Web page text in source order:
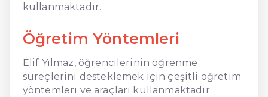
kullanmaktadır.
Öğretim Yöntemleri
Elif Yılmaz, öğrencilerinin öğrenme
süreçlerini desteklemek için çeşitli öğretim
yöntemleri ve araçları kullanmaktadır.